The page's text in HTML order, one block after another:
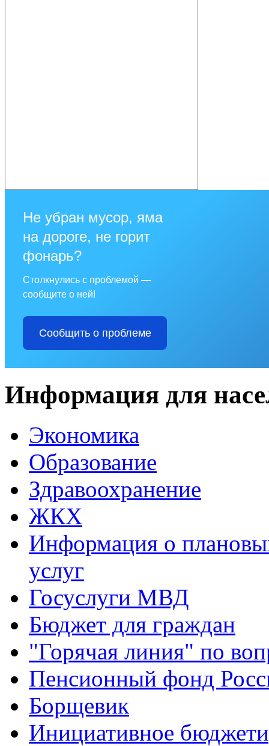
Не убран мусор, яма
на дороге, не горит
фонарь?
Столкнулись с проблемой —
сообщите о ней!
Сообщить о проблеме
Информация для
Экономика
Образование
Здравоохранение
ЖКХ
Информация о
услуг
Госуслуги МВД
Бюджет для граждан
"Горячая линия" по
Пенсионный фонд
Борщевик
Инициативное